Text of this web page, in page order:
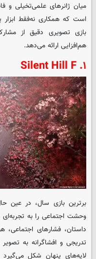
میان ژانرهای علمی‌تخیلی و
است که همکاری نه‌فقط
بازی تصویری دقیق از
هم‌افزایی ارائه می‌دهد.
۱. Silent Hill F
برترین بازی سال، در عین
وحشت اجتماعی را به
داستان، فشارهای
تدریجی و افشاگرانه به
لایه‌های پنهان شکل می‌گیرد